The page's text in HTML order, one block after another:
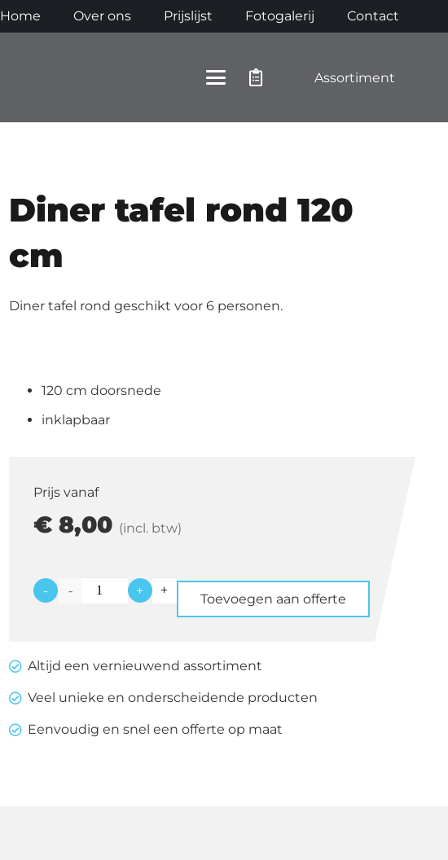
Home Over ons Prijslijst Fotogalerij Contact
Assortiment
Diner tafel rond 120
cm
Diner tafel rond geschikt voor 6 personen.
120 cm doorsnede
inklapbaar
Prijs vanaf
€ 8,00 (incl. btw)
-
Diner
120
cm
+ Toevoegen aan offerte
Altijd een vernieuwend assortiment
Veel unieke en onderscheidende producten
Eenvoudig en snel een offerte op maat